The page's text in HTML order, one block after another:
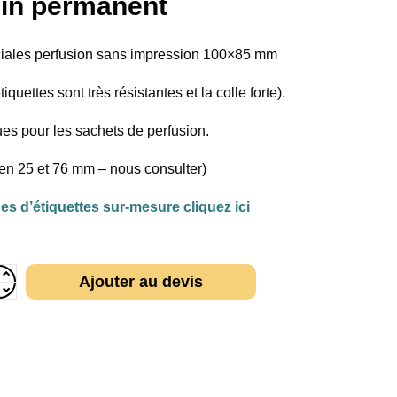
perfusion sans impression 100×85 mm
sont très résistantes et la colle forte).
pour les sachets de perfusion.
25 et 76 mm – nous consulter)
d’étiquettes sur-mesure cliquez ici
Ajouter au devis